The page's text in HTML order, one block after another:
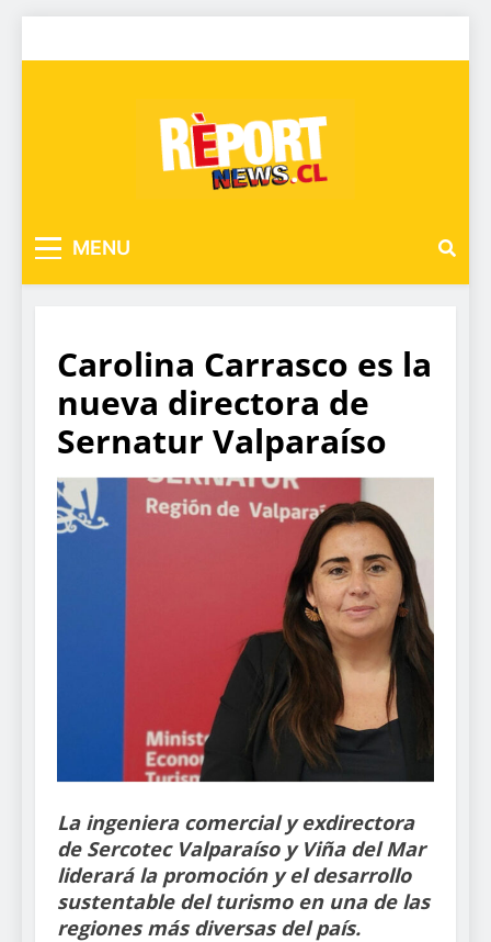
MENU
Carolina Carrasco es la
nueva directora de
Sernatur Valparaíso
La ingeniera comercial y exdirectora
de Sercotec Valparaíso y Viña del Mar
liderará la promoción y el desarrollo
sustentable del turismo en una de las
regiones más diversas del país.